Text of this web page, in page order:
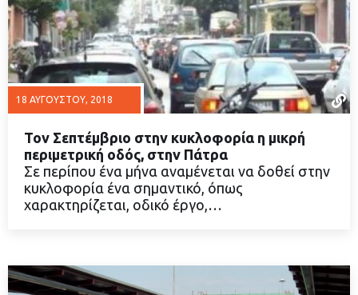
18 ΑΥΓΟΎΣΤΟΥ, 2018
ΔΙΑΒΑΣΤΕ ΠΕΡΙΣΣΟΤΕΡΑ
Τον Σεπτέμβριο στην κυκλοφορία η μικρή
περιμετρική οδός, στην Πάτρα
Σε περίπου ένα μήνα αναμένεται να δοθεί στην
κυκλοφορία ένα σημαντικό, όπως
χαρακτηρίζεται, οδικό έργο,…